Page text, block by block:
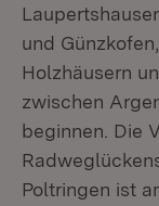
und
Holzhäusern
zwischen
beginnen. Die
Poltringen ist